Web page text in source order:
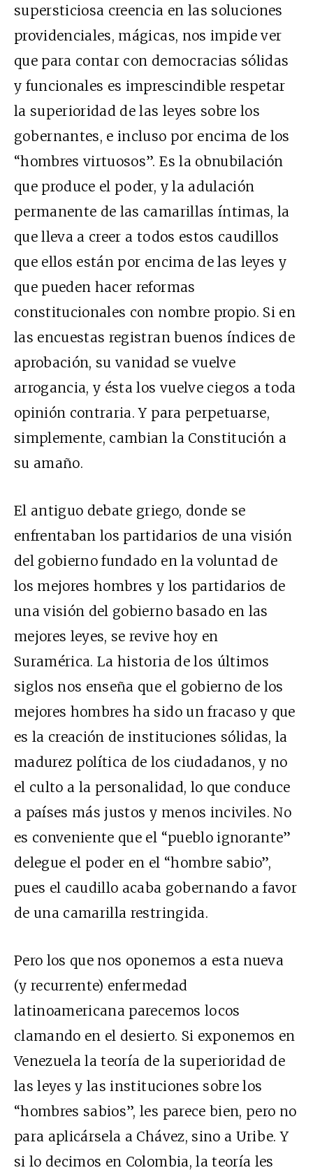
supersticiosa creencia en las soluciones
providenciales, mágicas, nos impide ver
que para contar con democracias sólidas
y funcionales es imprescindible respetar
la superioridad de las leyes sobre los
gobernantes, e incluso por encima de los
“hombres virtuosos”. Es la obnubilación
que produce el poder, y la adulación
permanente de las camarillas íntimas, la
que lleva a creer a todos estos caudillos
que ellos están por encima de las leyes y
que pueden hacer reformas
constitucionales con nombre propio. Si en
las encuestas registran buenos índices de
aprobación, su vanidad se vuelve
arrogancia, y ésta los vuelve ciegos a toda
opinión contraria. Y para perpetuarse,
simplemente, cambian la Constitución a
su amaño.
El antiguo debate griego, donde se
enfrentaban los partidarios de una visión
del gobierno fundado en la voluntad de
los mejores hombres y los partidarios de
una visión del gobierno basado en las
mejores leyes, se revive hoy en
Suramérica. La historia de los últimos
siglos nos enseña que el gobierno de los
mejores hombres ha sido un fracaso y que
es la creación de instituciones sólidas, la
madurez política de los ciudadanos, y no
el culto a la personalidad, lo que conduce
a países más justos y menos inciviles. No
es conveniente que el “pueblo ignorante”
delegue el poder en el “hombre sabio”,
pues el caudillo acaba gobernando a favor
de una camarilla restringida.
Pero los que nos oponemos a esta nueva
(y recurrente) enfermedad
latinoamericana parecemos locos
clamando en el desierto. Si exponemos en
Venezuela la teoría de la superioridad de
las leyes y las instituciones sobre los
“hombres sabios”, les parece bien, pero no
para aplicársela a Chávez, sino a Uribe. Y
si lo decimos en Colombia, la teoría les